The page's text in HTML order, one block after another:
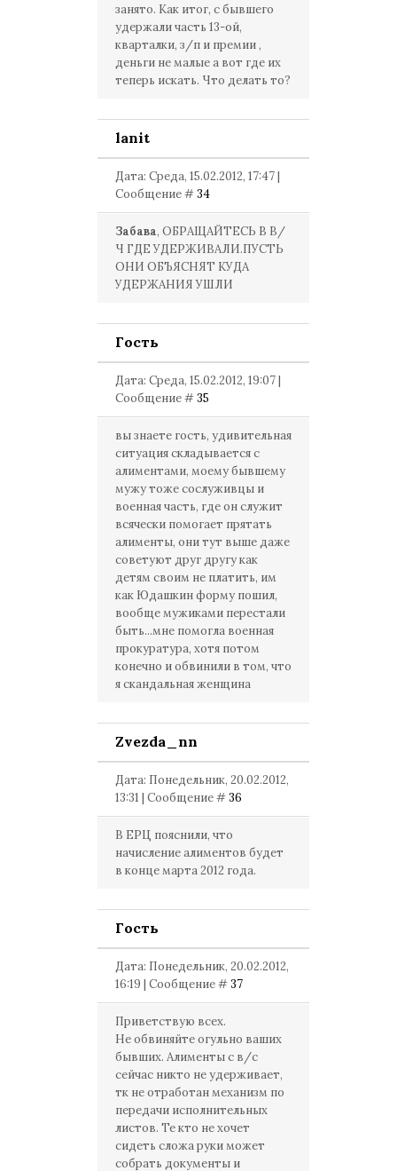
занято. Как итог, с бывшего
удержали часть 13-ой,
кварталки, з/п и премии ,
деньги не малые а вот где их
теперь искать. Что делать то?
lanit
Дата: Среда, 15.02.2012, 17:47 |
Сообщение #34
Забава, ОБРАЩАЙТЕСЬ В В/
Ч ГДЕ УДЕРЖИВАЛИ.ПУСТЬ
ОНИ ОБЪЯСНЯТ КУДА
УДЕРЖАНИЯ УШЛИ
Гость
Дата: Среда, 15.02.2012, 19:07 |
Сообщение #35
вы знаете гость, удивительная
ситуация складывается с
алиментами, моему бывшему
мужу тоже сослуживцы и
военная часть, где он служит
всячески помогает прятать
алименты, они тут выше даже
советуют друг другу как
детям своим не платить, им
как Юдашкин форму пошил,
вообще мужиками перестали
быть...мне помогла военная
прокуратура, хотя потом
конечно и обвинили в том, что
я скандальная женщина
Zvezda_nn
Дата: Понедельник, 20.02.2012,
13:31 | Сообщение #36
В ЕРЦ пояснили, что
начисление алиментов будет
в конце марта 2012 года.
Гость
Дата: Понедельник, 20.02.2012,
16:19 | Сообщение #37
Приветствую всех.
Не обвиняйте огульно ваших
бывших. Алименты с в/с
сейчас никто не удерживает,
тк не отработан механизм по
передачи исполнительных
листов. Те кто не хочет
сидеть сложа руки может
собрать документы и